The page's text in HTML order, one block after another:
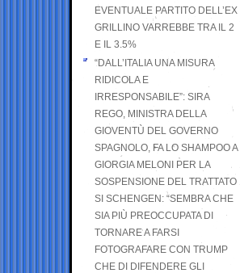
EVENTUALE PARTITO DELL’EX
GRILLINO VARREBBE TRA IL 2
E IL 3.5%
“DALL’ITALIA UNA MISURA
RIDICOLA E
IRRESPONSABILE”: SIRA
REGO, MINISTRA DELLA
GIOVENTÙ DEL GOVERNO
SPAGNOLO, FA LO SHAMPOO A
GIORGIA MELONI PER LA
SOSPENSIONE DEL TRATTATO
SI SCHENGEN: “SEMBRA CHE
SIA PIÙ PREOCCUPATA DI
TORNARE A FARSI
FOTOGRAFARE CON TRUMP
CHE DI DIFENDERE GLI